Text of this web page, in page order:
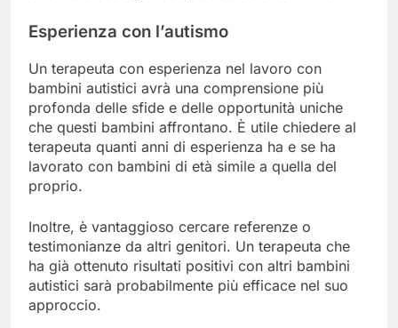
Esperienza con l’autismo
Un terapeuta con esperienza nel lavoro con
bambini autistici avrà una comprensione più
profonda delle sfide e delle opportunità uniche
che questi bambini affrontano. È utile chiedere al
terapeuta quanti anni di esperienza ha e se ha
lavorato con bambini di età simile a quella del
proprio.
Inoltre, è vantaggioso cercare referenze o
testimonianze da altri genitori. Un terapeuta che
ha già ottenuto risultati positivi con altri bambini
autistici sarà probabilmente più efficace nel suo
approccio.